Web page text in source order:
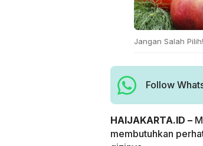
Jangan Salah
Follow
HAIJAKARTA.ID –
membutuhkan